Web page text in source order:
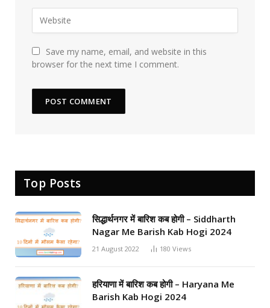
Save my name, email, and website in this
browser for the next time I comment.
Top Posts
सिद्धार्थनगर में बारिश कब होगी – Siddharth
Nagar Me Barish Kab Hogi 2024
21 August 2022 180 Views
हरियाणा में बारिश कब होगी – Haryana Me
Barish Kab Hogi 2024